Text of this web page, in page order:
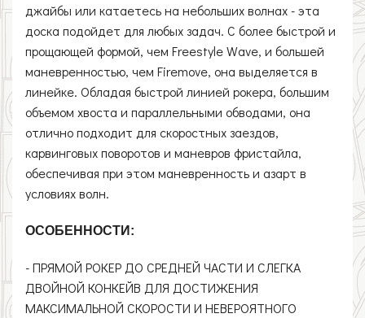
джайбы или катаетесь на небольших волнах - эта
доска подойдет для любых задач. С более быстрой и
прощающей формой, чем Freestyle Wave, и большей
маневренностью, чем Firemove, она выделяется в
линейке. Обладая быстрой линией рокера, большим
объемом хвоста и параллельными обводами, она
отлично подходит для скоростных заездов,
карвинговых поворотов и маневров фристайла,
обеспечивая при этом маневренность и азарт в
условиях волн.
ОСОБЕННОСТИ:
- ПРЯМОЙ РОКЕР ДО СРЕДНЕЙ ЧАСТИ И СЛЕГКА
ДВОЙНОЙ КОНКЕЙВ ДЛЯ ДОСТИЖЕНИЯ
МАКСИМАЛЬНОЙ СКОРОСТИ И НЕВЕРОЯТНОГО